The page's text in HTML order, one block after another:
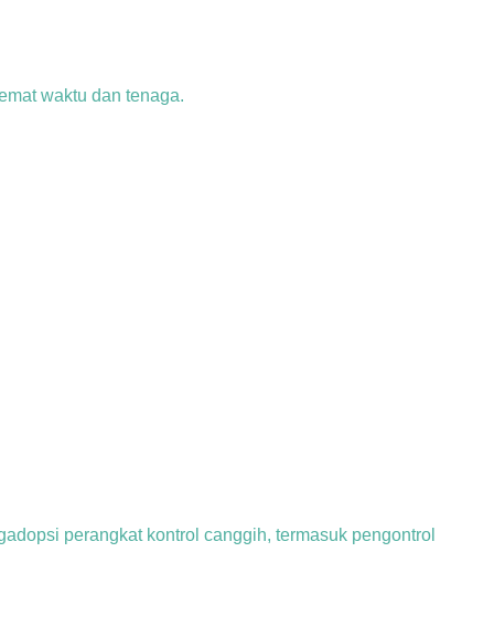
waktu dan tenaga.
perangkat kontrol canggih, termasuk pengontrol